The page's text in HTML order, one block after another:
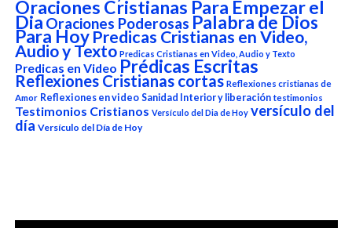
Oraciones Cristianas Para Empezar el
DiaOraciones Poderosas Palabra de Dios
Para Hoy Predicas Cristianas en Video,
Audio y Texto Predicas Cristianas en Video, Audio y Texto
Predicas en Video Prédicas Escritas
Reflexiones Cristianas cortas Reflexiones cristianas de
Amor Reflexiones en video Sanidad Interior y liberación testimonios
Testimonios Cristianos Versículo del Dia de Hoy versículo del
día Versículo del Día de Hoy